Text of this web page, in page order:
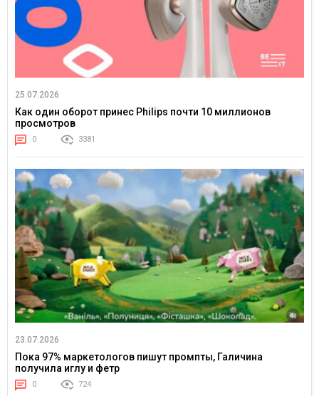
25.07.2026
Как один оборот принес Philips почти 10 миллионов
просмотров
0 3381
23.07.2026
Пока 97% маркетологов пишут промпты, Галичина
получила иглу и фетр
0 724